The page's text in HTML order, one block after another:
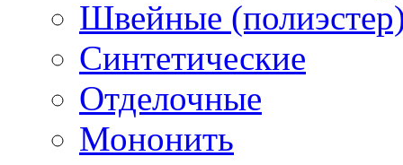
Швейные
Синтетические
Отделочные
Мононить